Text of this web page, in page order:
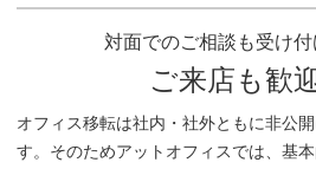
対面でのご相談も受け
ご来店も歓
オフィス移転は社内・社外ともに非公
す。そのためアットオフィスでは、基